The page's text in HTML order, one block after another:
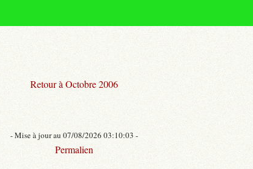
Retour à Octobre 2006
- Mise à jour au 07/08/2026 03:10:03 -
Permalien